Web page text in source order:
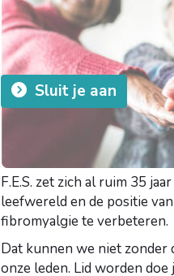
Sluit je aan
F.E.S. zet zich al ruim 35
leefwereld en de positie
fibromyalgie te verbeteren.
Dat kunnen we niet zonder
onze leden. Lid worden doe